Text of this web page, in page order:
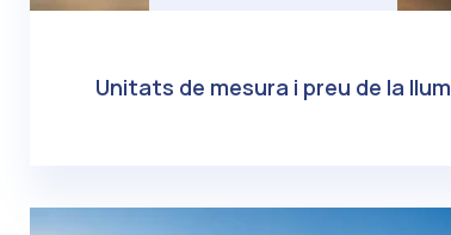
Unitats de mesura i preu de la llum